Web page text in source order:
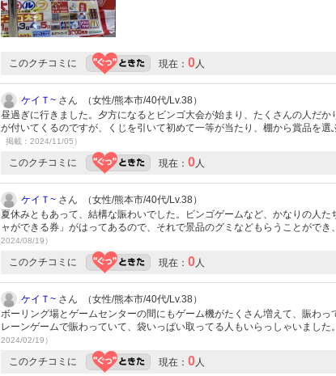
このクチコミに 現在： 0人
ケイＴ~ さん （女性/熊本市/40代/Lv.38）
昼過ぎに行きました。夕方になるとビンゴ大会が始まり、たくさんの人だ
が付いてくるのですが、くじを引いて初めて一等が当たり、棚から賞品を
掲載：2024/11/05）
このクチコミに 現在： 0人
ケイＴ~ さん （女性/熊本市/40代/Lv.38）
夏休みともあって、結構な賑わいでした。ビンゴゲームなど、かなりの人
ャができる券」がはってあるので、それで景品のグミなどもらうことがで
2024/08/19）
このクチコミに 現在： 0人
ケイＴ~ さん （女性/熊本市/40代/Lv.38）
ボーリング場とゲームセンターの間にもゲーム機がたくさん増えて、賑わ
レーンゲームで賑わっていて、袋いっぱい取ってる人もいらっしゃいました
2024/02/19）
このクチコミに 現在： 0人